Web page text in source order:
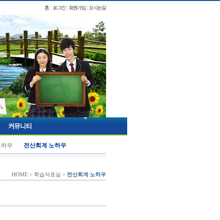
우 전산회계 노하우
HOME > 학습자료실 > 전산회계 노하우